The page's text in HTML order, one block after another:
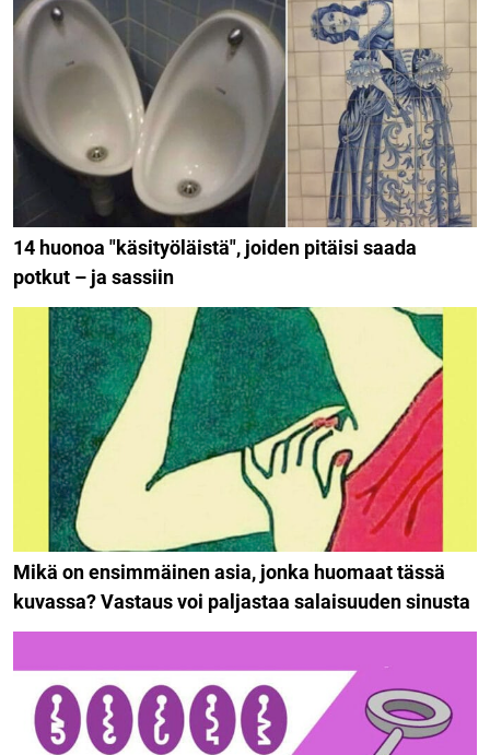
14 huonoa "käsityöläistä", joiden pitäisi saada
potkut – ja sassiin
Mikä on ensimmäinen asia, jonka huomaat tässä
kuvassa? Vastaus voi paljastaa salaisuuden sinusta